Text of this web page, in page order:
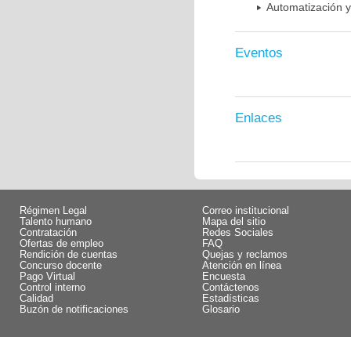
Automatización
Eventos
Enlaces
Régimen Legal
Talento humano
Contratación
Ofertas de empleo
Rendición de cuentas
Concurso docente
Pago Virtual
Control interno
Calidad
Buzón de notificaciones
Correo institucional
Mapa del sitio
Redes Sociales
FAQ
Quejas y reclamos
Atención en línea
Encuesta
Contáctenos
Estadísticas
Glosario